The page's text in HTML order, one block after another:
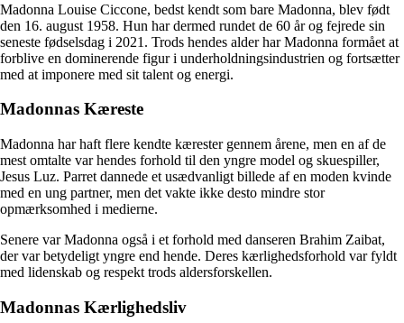
Madonna Louise Ciccone, bedst kendt som bare Madonna, blev født
den 16. august 1958. Hun har dermed rundet de 60 år og fejrede sin
seneste fødselsdag i 2021. Trods hendes alder har Madonna formået at
forblive en dominerende figur i underholdningsindustrien og fortsætter
med at imponere med sit talent og energi.
Madonnas Kæreste
Madonna har haft flere kendte kærester gennem årene, men en af de
mest omtalte var hendes forhold til den yngre model og skuespiller,
Jesus Luz. Parret dannede et usædvanligt billede af en moden kvinde
med en ung partner, men det vakte ikke desto mindre stor
opmærksomhed i medierne.
Senere var Madonna også i et forhold med danseren Brahim Zaibat,
der var betydeligt yngre end hende. Deres kærlighedsforhold var fyldt
med lidenskab og respekt trods aldersforskellen.
Madonnas Kærlighedsliv